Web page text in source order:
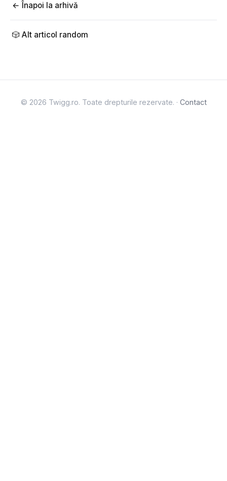
← Înapoi la arhivă
🎲 Alt articol random
© 2026 Twigg.ro. Toate drepturile rezervate. · Contact